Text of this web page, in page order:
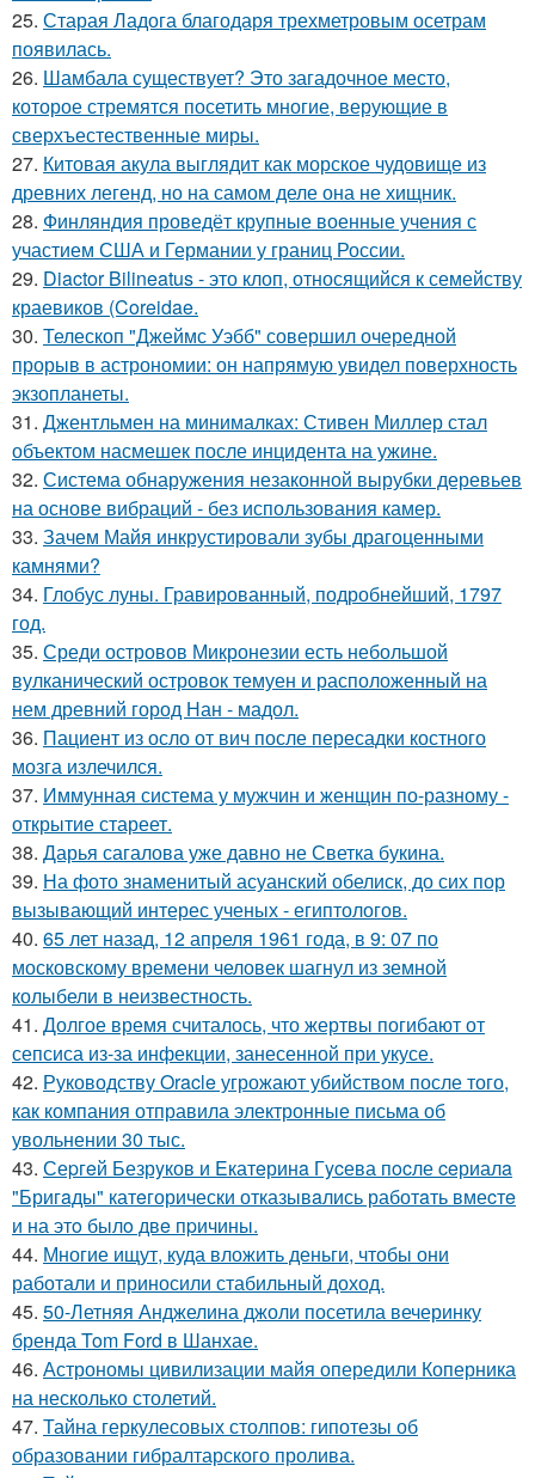
25. Старая Ладога благодаря трехметровым осетрам
появилась.
26. Шамбала существует? Это загадочное место,
которое стремятся посетить многие, верующие в
сверхъестественные миры.
27. Китовая акула выглядит как морское чудовище из
древних легенд, но на самом деле она не хищник.
28. Финляндия проведёт крупные военные учения с
участием США и Германии у границ России.
29. Diactor Bilineatus - это клоп, относящийся к семейству
краевиков (Coreidae.
30. Телескоп "Джеймс Уэбб" совершил очередной
прорыв в астрономии: он напрямую увидел поверхность
экзопланеты.
31. Джентльмен на минималках: Стивен Миллер стал
объектом насмешек после инцидента на ужине.
32. Система обнаружения незаконной вырубки деревьев
на основе вибраций - без использования камер.
33. Зачем Майя инкрустировали зубы драгоценными
камнями?
34. Глобус луны. Гравированный, подробнейший, 1797
год.
35. Среди островов Микронезии есть небольшой
вулканический островок темуен и расположенный на
нем древний город Нан - мадол.
36. Пациент из осло от вич после пересадки костного
мозга излечился.
37. Иммунная система у мужчин и женщин по-разному -
открытие стареет.
38. Дарья сагалова уже давно не Светка букина.
39. На фото знаменитый асуанский обелиск, до сих пор
вызывающий интерес ученых - египтологов.
40. 65 лет назад, 12 апреля 1961 года, в 9: 07 по
московскому времени человек шагнул из земной
колыбели в неизвестность.
41. Долгое время считалось, что жертвы погибают от
сепсиса из-за инфекции, занесенной при укусе.
42. Руководству Oracle угрожают убийством после того,
как компания отправила электронные письма об
увольнении 30 тыс.
43. Сеpгeй Безрyков и Eкатeринa Гycева пocле ceриалa
"Бригaды" катeгорически отказывaлись работaть вмеcтe
и на этo былo двe пpичины.
44. Многие ищут, куда вложить деньги, чтобы они
работали и приносили стабильный доход.
45. 50-Летняя Анджелина джоли посетила вечеринку
бренда Tom Ford в Шанхае.
46. Астрономы цивилизации майя опередили Коперника
на несколько столетий.
47. Тайна геркулесовых столпов: гипотезы об
образовании гибралтарского пролива.